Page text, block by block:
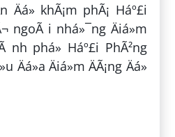
Äá» khÃ¡m phÃ¡ Háº£i
ngoÃ i nhá»¯ng Äiá»m
nh phá» Háº£i PhÃ²ng
Äiá»m ÄÃ¡ng Äá»